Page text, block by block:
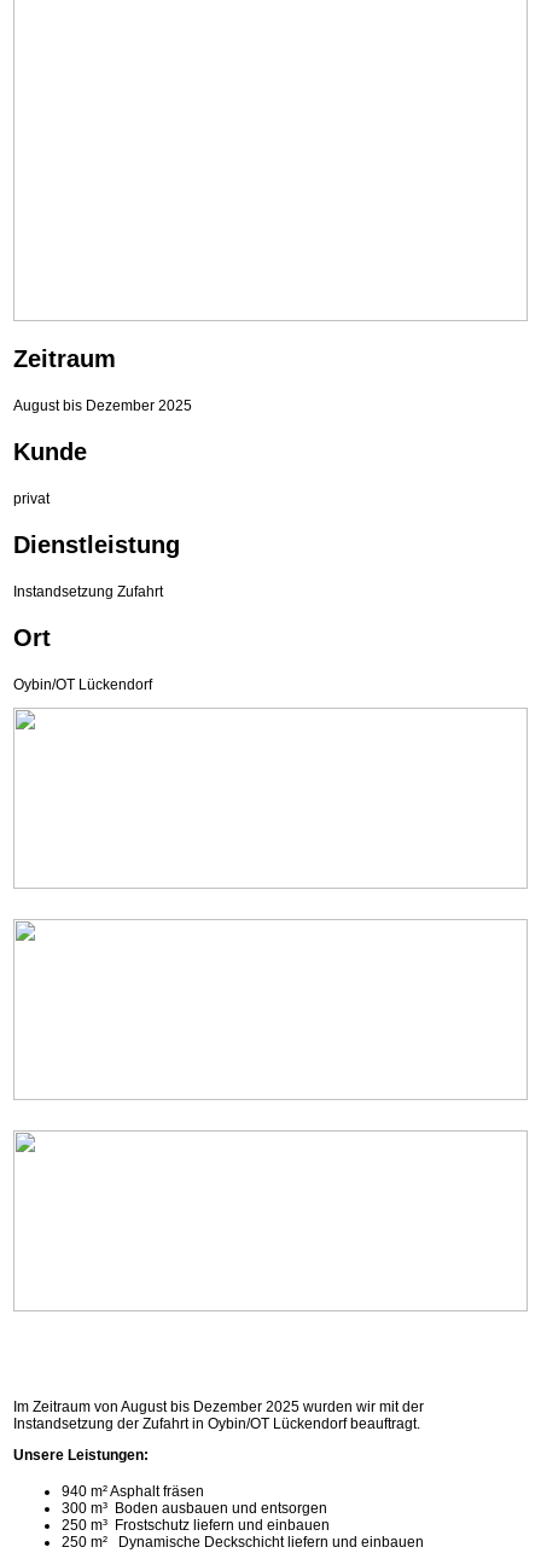
Zeitraum
August bis Dezember 2025
Kunde
privat
Dienstleistung
Instandsetzung Zufahrt
Ort
Oybin/OT Lückendorf
Im Zeitraum von August bis Dezember 2025 wurden wir mit der
Instandsetzung der Zufahrt in Oybin/OT Lückendorf beauftragt.
Unsere Leistungen:
940 m² Asphalt fräsen
300 m³ Boden ausbauen und entsorgen
250 m³ Frostschutz liefern und einbauen
250 m² Dynamische Deckschicht liefern und einbauen